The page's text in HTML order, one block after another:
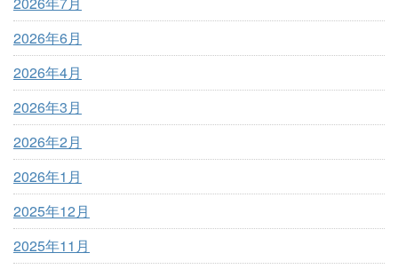
2026年6月
2026年4月
2026年3月
2026年2月
2026年1月
2025年12月
2025年11月